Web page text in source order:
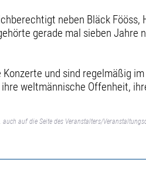
neben Bläck Fööss,
gerade mal sieben Jahre
und sind regelmäßig
weltmännische Offenheit,
auf die Seite des Veranstalters/